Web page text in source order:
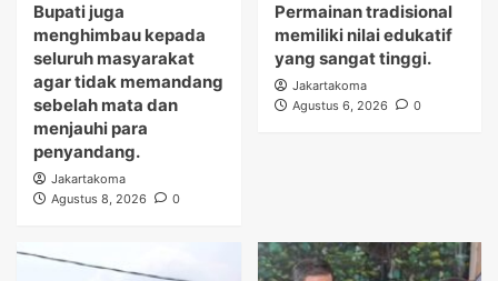
Bupati juga
menghimbau kepada
seluruh masyarakat
agar tidak memandang
sebelah mata dan
menjauhi para
penyandang.
Jakartakoma
Agustus 8, 2026
0
Permainan tradisional
memiliki nilai edukatif
yang sangat tinggi.
Jakartakoma
Agustus 6, 2026
0